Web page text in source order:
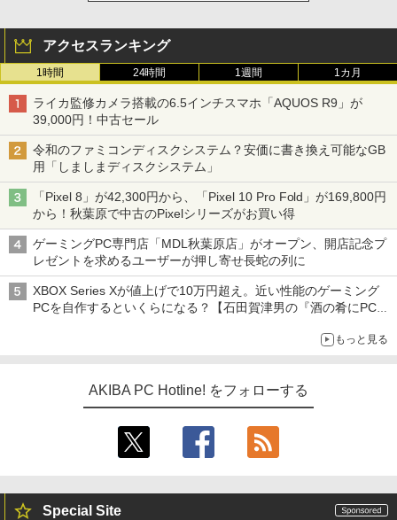
アクセスランキング
1時間 24時間 1週間 1カ月
ライカ監修カメラ搭載の6.5インチスマホ「AQUOS R9」が
39,000円！中古セール
令和のファミコンディスクシステム？安価に書き換え可能なGB
用「しましまディスクシステム」
「Pixel 8」が42,300円から、「Pixel 10 Pro Fold」が169,800円
から！秋葉原で中古のPixelシリーズがお買い得
ゲーミングPC専門店「MDL秋葉原店」がオープン、開店記念プ
レゼントを求めるユーザーが押し寄せ長蛇の列に
XBOX Series Xが値上げで10万円超え。近い性能のゲーミング
PCを自作するといくらになる？【石田賀津男の『酒の肴にPCゲ
もっと見る
AKIBA PC Hotline! をフォローする
Special Site